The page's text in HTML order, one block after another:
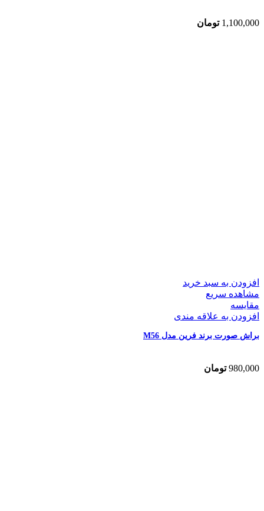
1,100,000 تومان
افزودن به سبد خرید
مشاهده سریع
مقایسه
افزودن به علاقه مندی
براش صورت برند فرین مدل M56
980,000 تومان